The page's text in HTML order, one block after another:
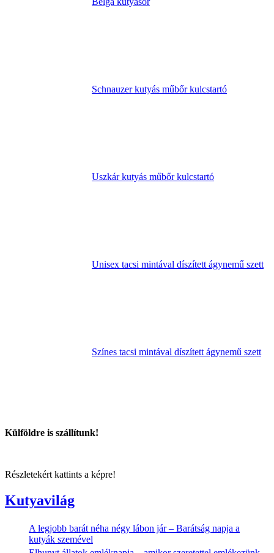
Schnauzer kutyás műbőr kulcstartó
Uszkár kutyás műbőr kulcstartó
Unisex tacsi mintával díszített ágynemű szett
Színes tacsi mintával díszített ágynemű szett
Külföldre is szállítunk!
Részletekért kattints a képre!
Kutyavilág
A legjobb barát néha négy lábon jár – Barátság napja a
kutyák szemével